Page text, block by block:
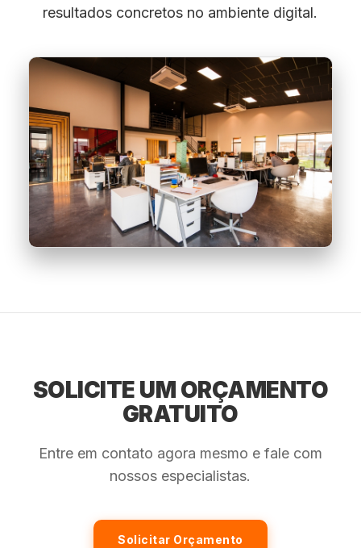
resultados concretos no ambiente digital.
SOLICITE UM ORÇAMENTO
GRATUITO
Entre em contato agora mesmo e fale com
nossos especialistas.
Solicitar Orçamento